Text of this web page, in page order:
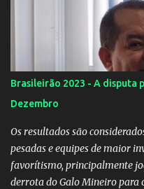
Brasileirão 2023 - A disputa
Dezembro
Os resultados são
pesadas e equipes de maior
favorítismo, principalmente
derrota do Galo Mineiro para